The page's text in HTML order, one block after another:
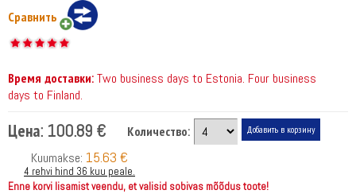
Сравнить
Время доставки:Two business days to Estonia. Four business
days to Finland.
Цена: 100.89 €
Количество:
Kuumakse: 15.63 €
4 rehvi hind 36 kuu peale.
Enne korvi lisamist veendu, et valisid sobivas mõõdus toote!